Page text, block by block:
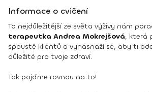
Informace o cvičení
To nejdůležitější ze světa výživy nám
terapeutka Andrea Mokrejšová, která
spoustě klientů a vynasnaží se, aby ti
důležité pro tvoje zdraví.
Tak pojďme rovnou na to!